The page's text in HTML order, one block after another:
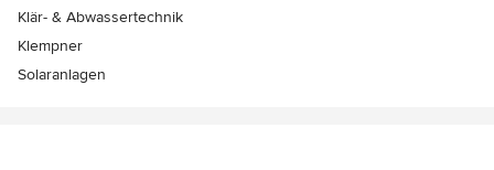
Klär- & Abwassertechnik
Klempner
Solaranlagen